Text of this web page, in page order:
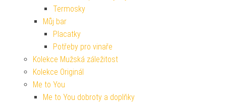
Termosky
Můj bar
Placatky
Potřeby pro vinaře
Kolekce Mužská záležitost
Kolekce Originál
Me to You
Me to You dobroty a doplňky